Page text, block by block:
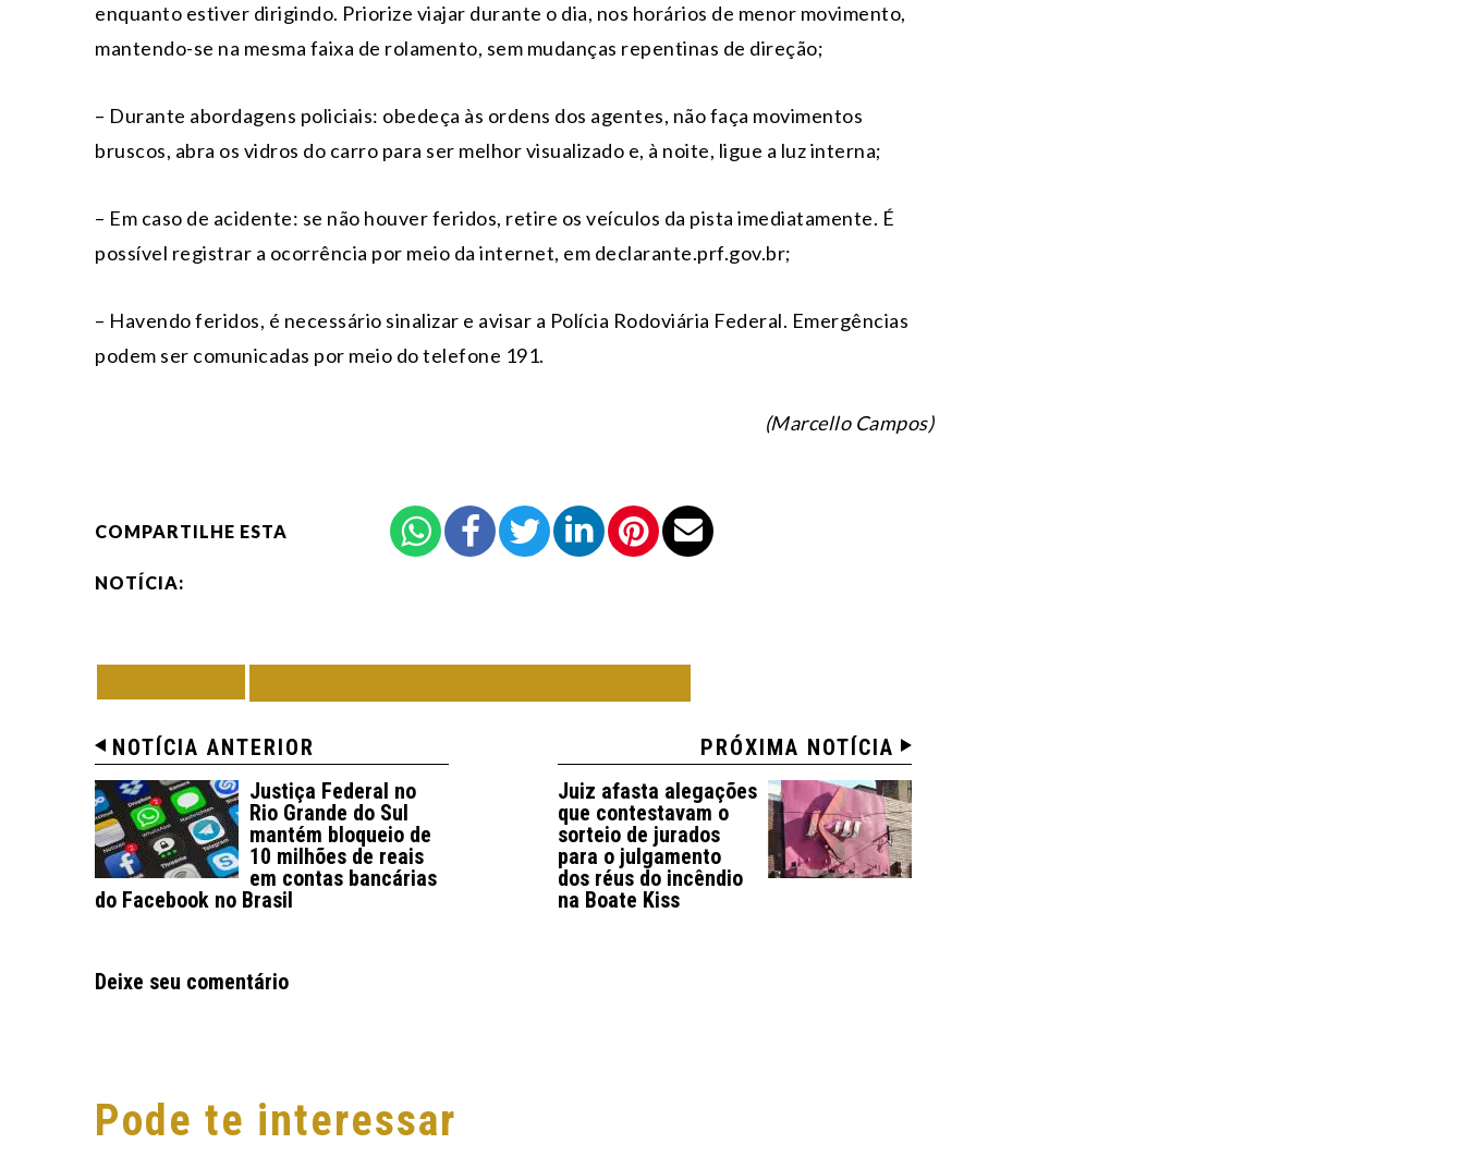
enquanto estiver dirigindo. Priorize viajar durante o dia, nos horários de menor movimento,
mantendo-se na mesma faixa de rolamento, sem mudanças repentinas de direção;
– Durante abordagens policiais: obedeça às ordens dos agentes, não faça movimentos
bruscos, abra os vidros do carro para ser melhor visualizado e, à noite, ligue a luz interna;
– Em caso de acidente: se não houver feridos, retire os veículos da pista imediatamente. É
possível registrar a ocorrência por meio da internet, em declarante.prf.gov.br;
– Havendo feridos, é necessário sinalizar e avisar a Polícia Rodoviária Federal. Emergências
podem ser comunicadas por meio do telefone 191.
(Marcello Campos)
COMPARTILHE ESTA
NOTÍCIA:
NOTÍCIA ANTERIOR
Justiça Federal no
Rio Grande do Sul
mantém bloqueio de
10 milhões de reais
em contas bancárias
do Facebook no Brasil
PRÓXIMA NOTÍCIA
Juiz afasta alegações
que contestavam o
sorteio de jurados
para o julgamento
dos réus do incêndio
na Boate Kiss
Deixe seu comentário
Pode te interessar